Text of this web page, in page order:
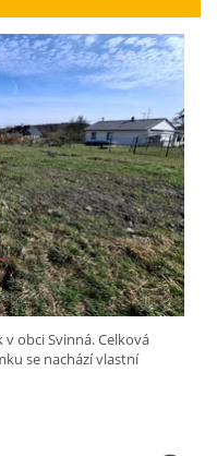
obci Svinná. Celková
se nachází vlastní